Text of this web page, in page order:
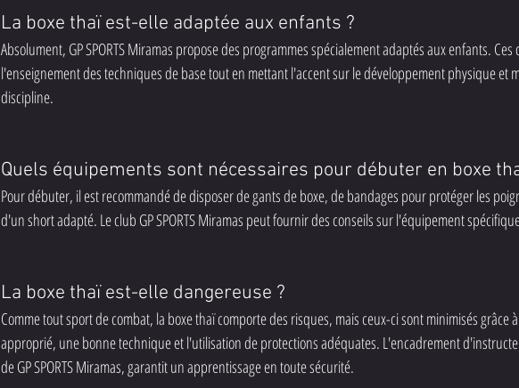
La boxe thaï est-elle adaptée aux enfants ?
Absolument, GP SPORTS Miramas propose des programmes spécialement adaptés aux enfants.
l'enseignement des techniques de base tout en mettant l'accent sur le développement physique et
discipline.
Quels équipements sont nécessaires pour débuter en boxe
Pour débuter, il est recommandé de disposer de gants de boxe, de bandages pour protéger les
d'un short adapté. Le club GP SPORTS Miramas peut fournir des conseils sur l'équipement
La boxe thaï est-elle dangereuse ?
Comme tout sport de combat, la boxe thaï comporte des risques, mais ceux-ci sont minimisés grâce
approprié, une bonne technique et l'utilisation de protections adéquates. L'encadrement
de GP SPORTS Miramas, garantit un apprentissage en toute sécurité.